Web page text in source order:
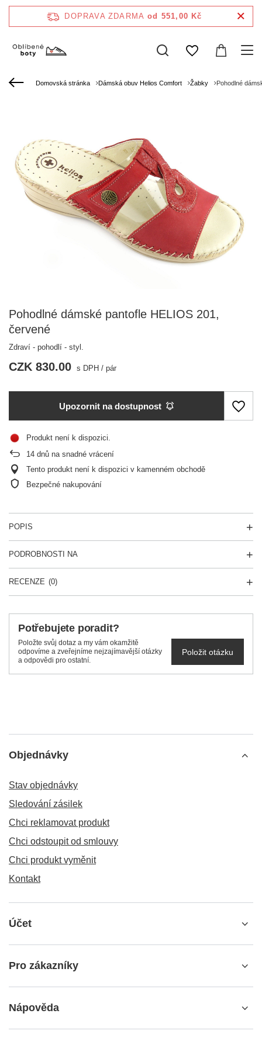
DOPRAVA ZDARMA od 551,00 Kč
Domovská stránka Dámská obuv Helios Comfort Žabky Pohodlné
Pohodlné dámské pantofle HELIOS 201,
červené
Zdraví - pohodlí - styl.
CZK 830.00 s DPH / pár
Upozornit na dostupnost
Produkt není k dispozici
14 dnů na snadné vrácení
Tento produkt není k dispozici v kamenném obchodě
Bezpečné nakupování
POPIS
PODROBNOSTI NA
RECENZE (0)
Potřebujete poradit?
Položte svůj dotaz a my vám okamžitě
odpovíme a zveřejníme nejzajímavější otázky
a odpovědi pro ostatní.
Položit otázku
Objednávky
Stav objednávky
Sledování zásilek
Chci reklamovat produkt
Chci odstoupit od smlouvy
Chci produkt vyměnit
Kontakt
Účet
Pro zákazníky
Nápověda